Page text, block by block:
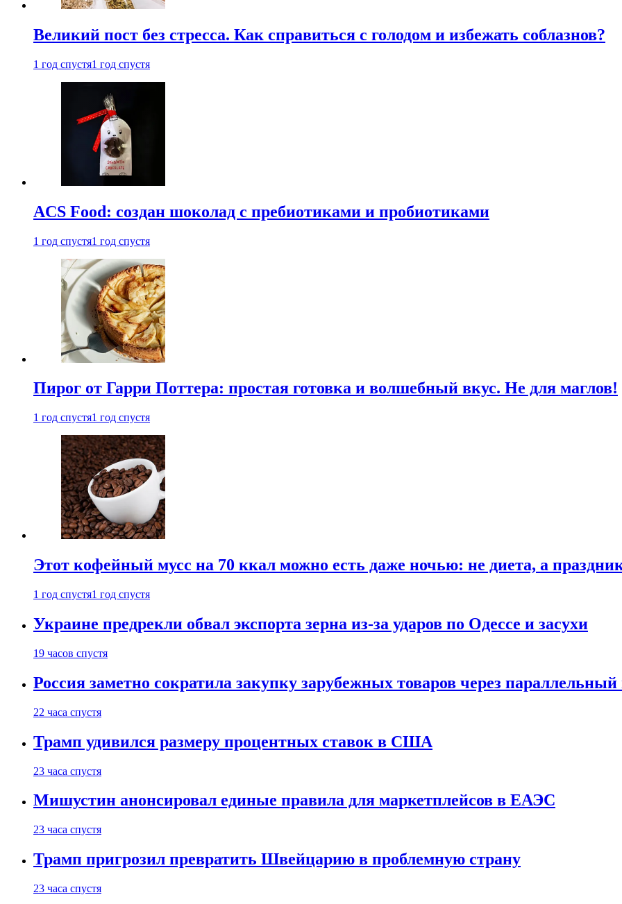
Великий пост без стресса. Как справиться с голодом и избежать соблазнов?
1 год спустя1 год спустя
ACS Food: создан шоколад с пребиотиками и пробиотиками
1 год спустя1 год спустя
Пирог от Гарри Поттера: простая готовка и волшебный вкус. Не для маглов!
1 год спустя1 год спустя
Этот кофейный мусс на 70 ккал можно есть даже ночью: не диета, а
1 год спустя1 год спустя
Украине предрекли обвал экспорта зерна из-за ударов по Одессе и засухи
19 часов спустя
Россия заметно сократила закупку зарубежных товаров через
22 часа спустя
Трамп удивился размеру процентных ставок в США
23 часа спустя
Мишустин анонсировал единые правила для маркетплейсов в ЕАЭС
23 часа спустя
Трамп пригрозил превратить Швейцарию в проблемную страну
23 часа спустя